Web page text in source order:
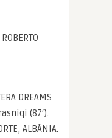
DREAMS
(87′).
ALBÂNIA.